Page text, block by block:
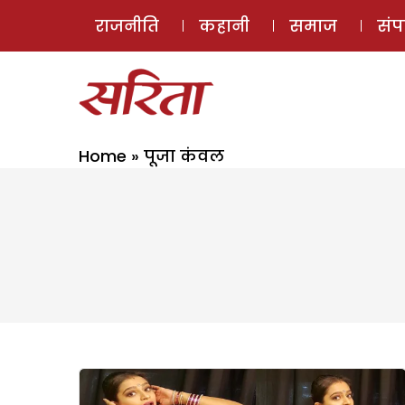
राजनीति कहानी समाज
Home » पूजा कंवल